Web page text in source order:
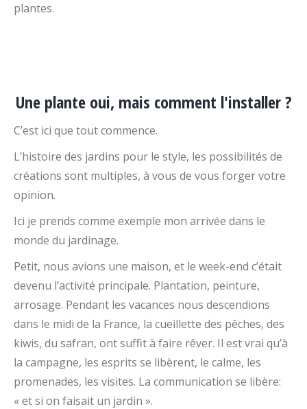
plantes.
Une plante oui, mais comment l'installer ?
C’est ici que tout commence.
L’histoire des jardins pour le style, les possibilités de
créations sont multiples, à vous de vous forger votre
opinion.
Ici je prends comme exemple mon arrivée dans le
monde du jardinage.
Petit, nous avions une maison, et le week-end c’était
devenu l’activité principale. Plantation, peinture,
arrosage. Pendant les vacances nous descendions
dans le midi de la France, la cueillette des pêches, des
kiwis, du safran, ont suffit à faire rêver. Il est vrai qu’à
la campagne, les esprits se libèrent, le calme, les
promenades, les visites. La communication se libère:
« et si on faisait un jardin ».